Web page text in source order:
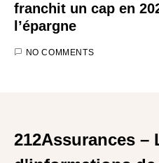
franchit un cap en
l’épargne
NO COMMENTS
212Assurances –